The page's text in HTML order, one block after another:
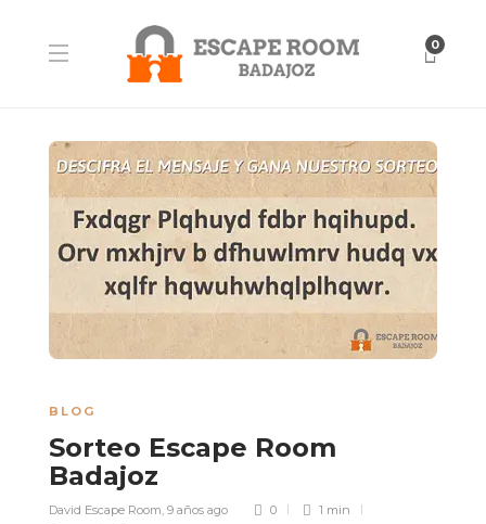
0
BLOG
Sorteo Escape Room
Badajoz
David Escape Room, 9 años ago 0
1 min